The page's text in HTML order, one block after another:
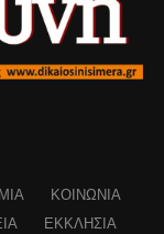
ΚΟΙΝΩΝΊΑ
ΕΚΚΛΗΣΊΑ